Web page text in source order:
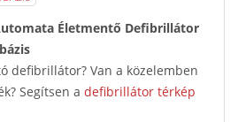
Életmentő Defibrillátor
defibrillátor? Van a közelemben
Segítsen a defibrillátor térkép